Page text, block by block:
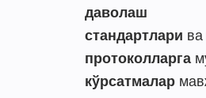
даволаш
стандартлари ва
протоколларга
кўрсатмалар